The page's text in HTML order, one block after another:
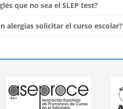
que no sea el SLEP test?
alergias solicitar el curso escolar?